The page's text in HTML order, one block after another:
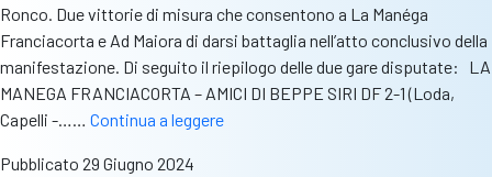
Ronco. Due vittorie di misura che consentono a La Manéga
Franciacorta e Ad Maiora di darsi battaglia nell’atto conclusivo della
manifestazione. Di seguito il riepilogo delle due gare disputate: LA
MANEGA FRANCIACORTA – AMICI DI BEPPE SIRI DF 2-1 (Loda,
Capelli -…… Continua a leggereRonco.
Pubblicato 29 Giugno 2024